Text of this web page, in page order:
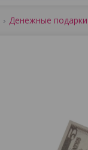
Денежные подарки